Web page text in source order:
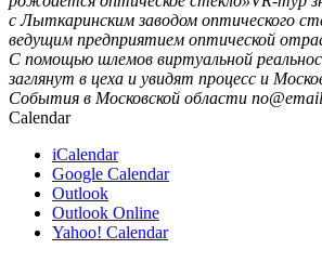
с Лыткаринским заводом оптического
ведущим предприятием оптической
С помощью шлемов виртуальной
заглянут в цеха и увидят процесс и
События в Московской области
Calendar
iCalendar
Google Calendar
Outlook
Outlook Online
Yahoo! Calendar